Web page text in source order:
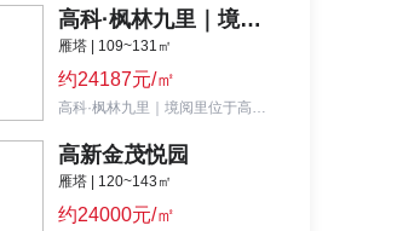
高科·枫林九里｜境阅里
雁塔 | 109~131㎡
约24187元/㎡
高科·枫林九里｜境阅里位于高新高新区科技四路与化龙一路交汇处西南角,国企开发高科地产
高新金茂悦园
雁塔 | 120~143㎡
约24000元/㎡